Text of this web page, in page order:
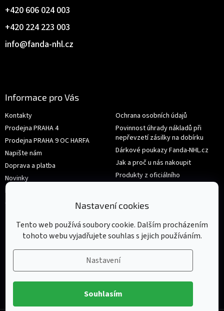
Nastavení cookies
Tento web používá soubory cookie. Dalším procházením
tohoto webu vyjadřujete souhlas s jejich používáním.
Nastavení
Souhlasím
info@fanda-nhl.cz
+420 224 223 003
+420 606 024 003
Informace pro Vás
Kontakty
Prodejna PRAHA 4
Prodejna PRAHA 9 OC HARFA
Napište nám
Doprava a platba
Novinky
Hodnocení obchodu
Obchodní podmínky
Ochrana osobních údajů
Povinnost úhrady nákladů při
nepřevzetí zásilky na dobírku
Dárkové poukazy Fanda-NHL.cz
Jak a proč u nás nakoupit
Produkty z oficiálního
shop.nhl.com
Výměna nebo vrácení zboží